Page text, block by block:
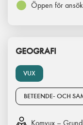
Öppen för
VUX
GEOGRAFI
BETEENDE- OCH
Komvux –